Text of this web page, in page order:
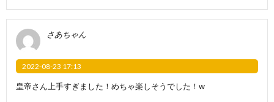
さあちゃん
2022-08-23 17:13
皇帝さん上手すぎました！めちゃ楽しそうでした！w